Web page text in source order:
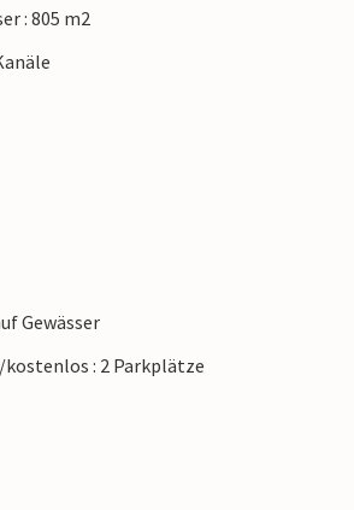
: 805 m2
Gewässer
kostenlos : 2 Parkplätze